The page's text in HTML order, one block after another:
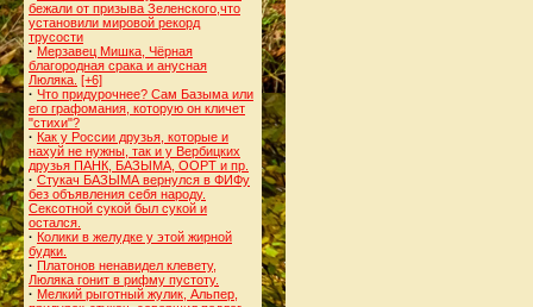
бежали от призыва Зеленского,что
установили мировой рекорд
трусости
· Мерзавец Мишка, Чёрная
благородная срака и анусная
Люляка. [+6]
· Что придурочнее? Сам Базыма или
его графомания, которую он кличет
"стихи"?
· Как у России друзья, которые и
нахуй не нужны, так и у Вербицких
друзья ПАНК, БАЗЫМА, ООРТ и пр.
· Стукач БАЗЫМА вернулся в ФИФу
без объявления себя народу.
Сексотной сукой был сукой и
остался.
· Колики в желудке у этой жирной
будки.
· Платонов ненавидел клевету,
Люляка гонит в рифму пустоту.
· Мелкий рыготный жулик, Альпер,